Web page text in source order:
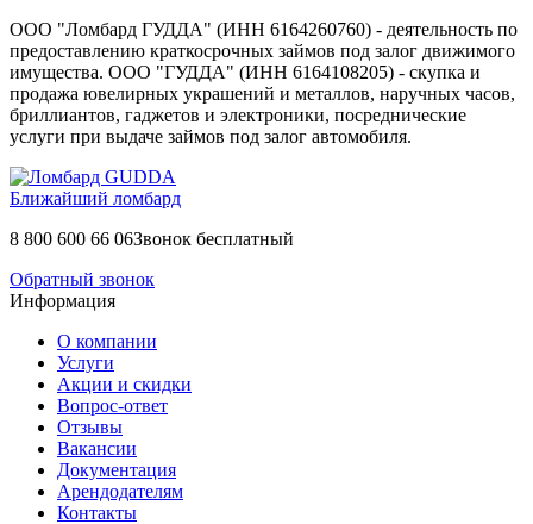
ООО "Ломбард ГУДДА" (ИНН 6164260760) - деятельность по
предоставлению краткосрочных займов под залог движимого
имущества. ООО "ГУДДА" (ИНН 6164108205) - скупка и
продажа ювелирных украшений и металлов, наручных часов,
бриллиантов, гаджетов и электроники, посреднические
услуги при выдаче займов под залог автомобиля.
Ближайший ломбард
8 800 600 66 06Звонок бесплатный
Обратный звонок
Информация
О компании
Услуги
Акции и скидки
Вопрос-ответ
Отзывы
Вакансии
Документация
Арендодателям
Контакты